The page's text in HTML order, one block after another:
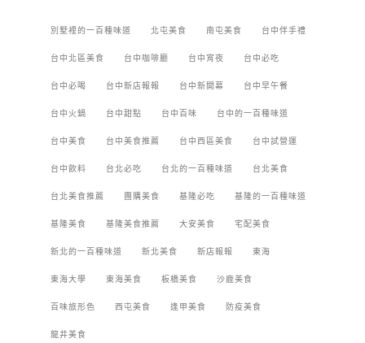
別墅裡的一百種味道 北屯美食 南屯美食 台中伴手禮
台中北區美食 台中咖啡廳 台中宵夜 台中必吃
台中必喝 台中新店報報 台中新開幕 台中早午餐
台中火鍋 台中甜點 台中百味 台中的一百種味道
台中美食 台中美食推薦 台中西區美食 台中試營運
台中飲料 台北必吃 台北的一百種味道 台北美食
台北美食推薦 團購美食 基隆必吃 基隆的一百種味道
基隆美食 基隆美食推薦 大安美食 宅配美食
新北的一百種味道 新北美食 新店報報 東海
東海大學 東海美食 板橋美食 沙鹿美食
百味旅形色 西屯美食 逢甲美食 防疫美食
龍井美食